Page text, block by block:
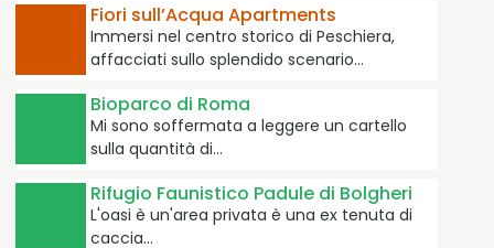
Fiori sull’Acqua Apartments
Immersi nel centro storico di Peschiera,
affacciati sullo splendido scenario…
Bioparco di Roma
Mi sono soffermata a leggere un cartello
sulla quantità di…
Rifugio Faunistico Padule di Bolgheri
L'oasi è un'area privata è una ex tenuta di
caccia…